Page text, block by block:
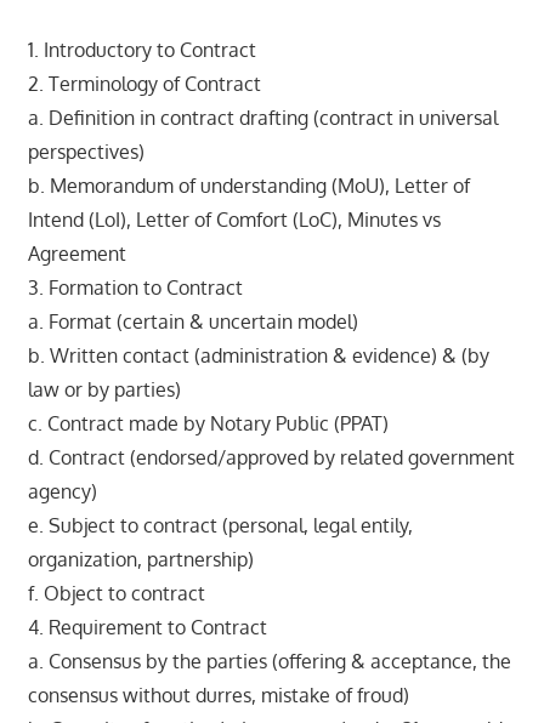
1. Introductory to Contract
2. Terminology of Contract
a. Definition in contract drafting (contract in universal
perspectives)
b. Memorandum of understanding (MoU), Letter of
Intend (LoI), Letter of Comfort (LoC), Minutes vs
Agreement
3. Formation to Contract
a. Format (certain & uncertain model)
b. Written contact (administration & evidence) & (by
law or by parties)
c. Contract made by Notary Public (PPAT)
d. Contract (endorsed/approved by related government
agency)
e. Subject to contract (personal, legal entily,
organization, partnership)
f. Object to contract
4. Requirement to Contract
a. Consensus by the parties (offering & acceptance, the
consensus without durres, mistake of froud)